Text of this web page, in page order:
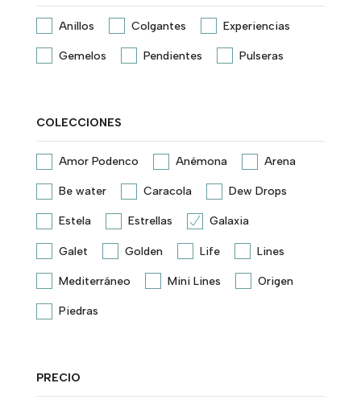
Anillos Colgantes Experiencias
Gemelos Pendientes Pulseras
COLECCIONES
Amor Podenco Anémona Arena
Be water Caracola Dew Drops
Estela Estrellas Galaxia
Galet Golden Life Lines
Mediterráneo Mini Lines Origen
Piedras
PRECIO